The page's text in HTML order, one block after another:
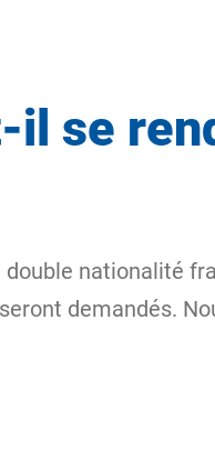
il se
nationalité
demandés.